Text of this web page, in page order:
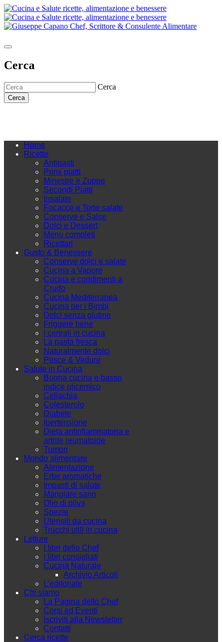
Cerca
Cerca
Cerca
Home
Ricette
Antipasti
Primi piatti
Minestre e Zuppe
Secondi Piatti
Insalate
Focacce e Torte salate
Conserve e Salse
Dolci e Dessert
Menu completi
Ricettari
Gusto & Benessere
Conserve dolci e salate
Cucina a Vapore
Cucina e condimenti a
Crudo
Cucina Mediterranea
Cucina per i Bimbi
Dolci senza glutine
Friggere bene
I cereali in cucina
La pasta fresca
Naturalmente dolci
Pesce & Vedure
Salute in Cucina
Buona cucina e basso
indice glicemico
Celiachia
Colesterolo
Diabete
Ipertensione
Dieta antinfiammatoria e
artrite reumatoide
Tumori
Mondo alimentare
Alimentazione
Erbe aromatiche
Impasti di salute
Mangiare sano
Olio di oliva
Spezie
Utensili da cucina
Trucchi utili in cucina
Letture
I libri dello Chef
I libri consigliati
Cucina Naturale
Archivio Articoli
L'editoriale
Chi siamo
La Pagina dello Chef
Corsi ed Eventi
Iscriviti alla Newsletter
Contatti
Cerca ricette